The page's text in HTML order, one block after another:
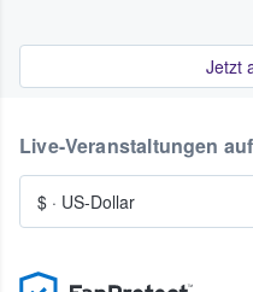
Jetzt
Live-Veranstaltungen
$ · US-Dollar